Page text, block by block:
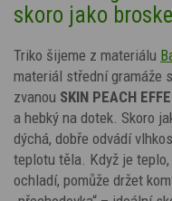
skoro jako
Triko šijeme z materiálu
materiál střední gramáže
zvanou SKIN PEACH
a hebký na dotek. Skoro
dýchá, dobře odvádí
teplotu těla. Když je
ochladí, pomůže držet